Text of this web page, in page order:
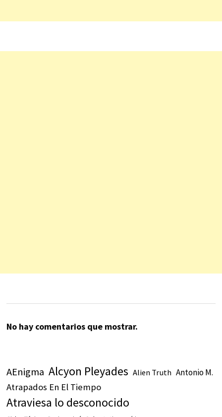
No hay comentarios que mostrar.
AEnigma Alcyon Pleyades Alien Truth Antonio M.
Atrapados En El Tiempo
Atraviesa lo desconocido